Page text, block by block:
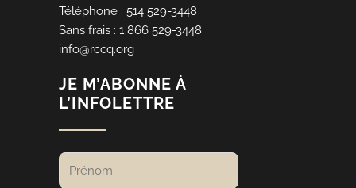
Téléphone : 514 529-3448
Sans frais : 1 866 529-3448
info@rccq.org
JE M’ABONNE À
L’INFOLETTRE